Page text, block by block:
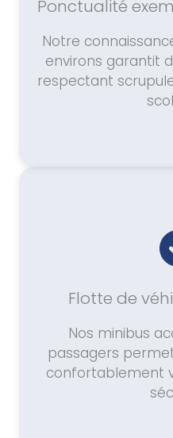
Ponctualité
Notre
environs garantit
respectant
Flotte de
Nos minibus
passagers
confortablement